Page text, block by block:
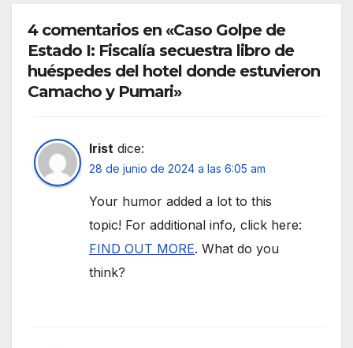
4 comentarios en «Caso Golpe de
Estado I: Fiscalía secuestra libro de
huéspedes del hotel donde estuvieron
Camacho y Pumari»
Irist dice:
28 de junio de 2024 a las 6:05 am
Your humor added a lot to this
topic! For additional info, click here:
FIND OUT MORE. What do you
think?